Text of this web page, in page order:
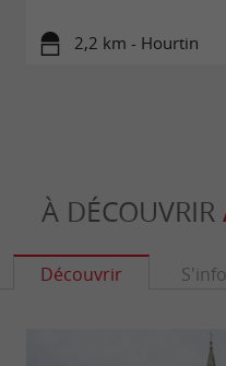
2,2 km - Hourtin
À DÉCOUVRIR
Découvrir